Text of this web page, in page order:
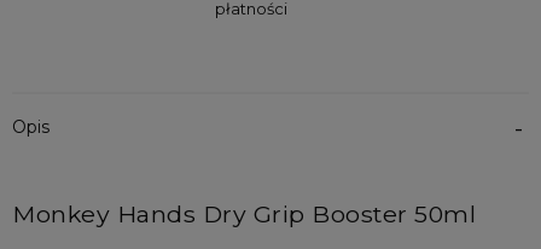
płatności
Opis
Monkey Hands Dry Grip Booster 50ml